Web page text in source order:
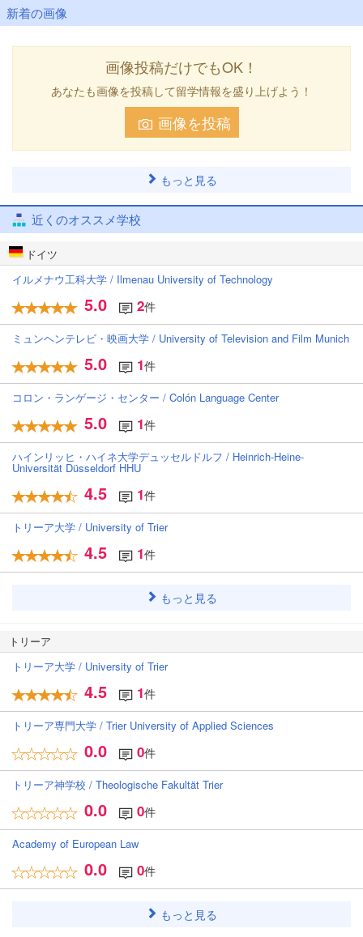
新着の画像
画像投稿だけでもOK！
あなたも画像を投稿して留学情報を盛り上げよう！
画像を投稿
もっと見る
近くのオススメ学校
ドイツ
イルメナウ工科大学 / Ilmenau University of Technology
5.0 2件
ミュンヘンテレビ・映画大学 / University of Television and Film Munich
5.0 1件
コロン・ランゲージ・センター / Colón Language Center
5.0 1件
ハインリッヒ・ハイネ大学デュッセルドルフ / Heinrich-Heine-
Universität Düsseldorf HHU
4.5 1件
トリーア大学 / University of Trier
4.5 1件
もっと見る
トリーア
トリーア大学 / University of Trier
4.5 1件
トリーア専門大学 / Trier University of Applied Sciences
0.0 0件
トリーア神学校 / Theologische Fakultät Trier
0.0 0件
Academy of European Law
0.0 0件
もっと見る